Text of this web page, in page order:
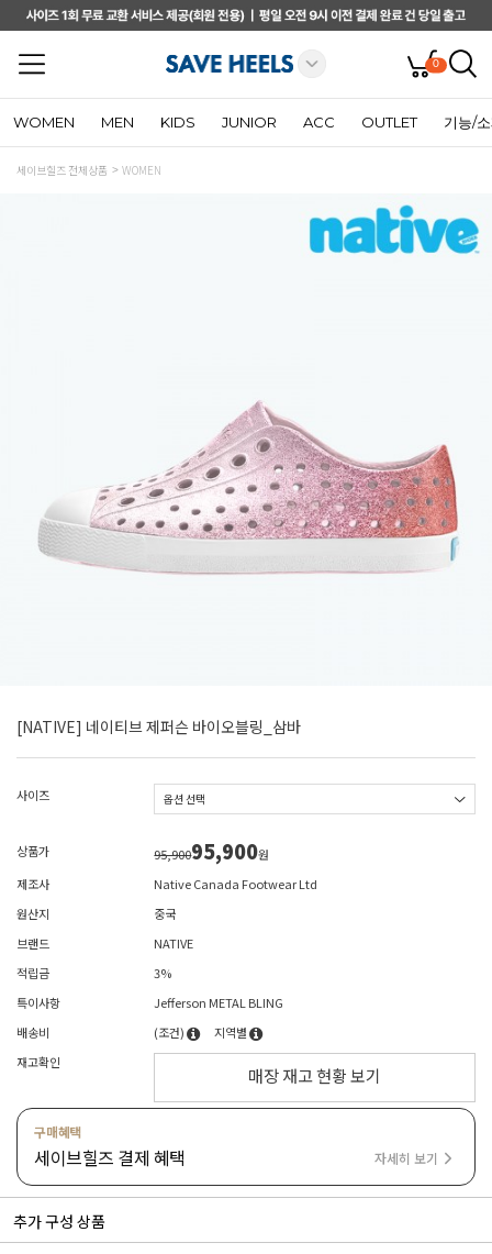
0
WOMEN MEN KIDS JUNIOR ACC OUTLET 기능/
세이브힐즈 전체상품 WOMEN
[NATIVE] 네이티브 제퍼슨 바이오블링_삼바
사이즈
상품가 95,90095,900원
제조사
Native Canada Footwear Ltd
원산지
중국
브랜드
NATIVE
적립금
3%
특이사항
Jefferson METAL BLING
배송비
(조건)
지역별
재고확인
매장 재고 현황 보기
구매혜택
세이브힐즈 결제 혜택 자세히 보기
추가 구성 상품